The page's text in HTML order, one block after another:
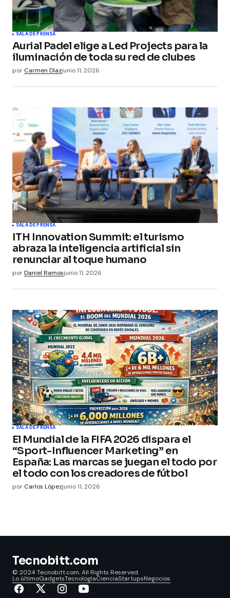
SALA DE PRENSA
Aurial Padel elige a Led Projects para la
iluminación de toda su red de clubes
por Carmen Díazjunio 11, 2026
SALA DE PRENSA
ITH Innovation Summit: el turismo
abraza la inteligencia artificial sin
renunciar al toque humano
porDaniel Ramosjunio 11, 2026
SALA DE PRENSA
El Mundial de la FIFA 2026 dispara el
“Sport-Influencer Marketing” en
España: Las marcas se juegan el todo por
el todo con los creadores de fútbol
por Carlos Lópezjunio 11, 2026
Tecnobitt.com
© 2024 Tecnobitt.com. All Rights Reserved.
Lo últimoGadgetsTecnologíaCienciaStartupsNegocios